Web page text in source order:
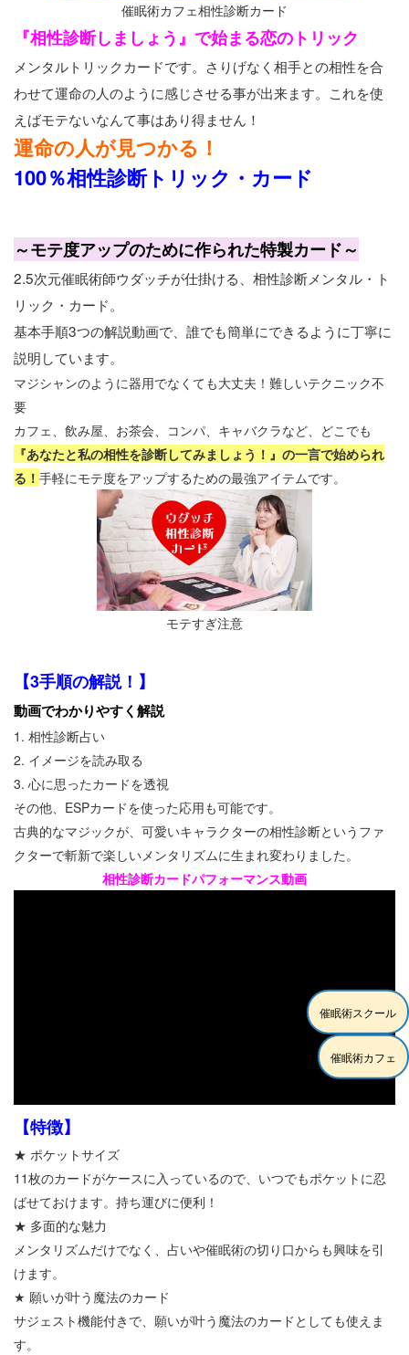
催眠術カフェ相性診断カード
『相性診断しましょう』で始まる恋のトリック
メンタルトリックカードです。さりげなく相手との相性を合
わせて運命の人のように感じさせる事が出来ます。これを使
えばモテないなんて事はあり得ません！
運命の人が見つかる！
100％相性診断トリック・カード
～モテ度アップのために作られた特製カード～
2.5次元催眠術師ウダッチが仕掛ける、相性診断メンタル・ト
リック・カード。
基本手順3つの解説動画で、誰でも簡単にできるように丁寧に
説明しています。
マジシャンのように器用でなくても大丈夫！難しいテクニック不
要
カフェ、飲み屋、お茶会、コンパ、キャバクラなど、どこでも
『あなたと私の相性を診断してみましょう！』の一言で始められ
る！ 手軽にモテ度をアップするための最強アイテムです。
モテすぎ注意
【3手順の解説！】
動画でわかりやすく解説
1. 相性診断占い
2. イメージを読み取る
3. 心に思ったカードを透視
その他、ESPカードを使った応用も可能です。
古典的なマジックが、可愛いキャラクターの相性診断というファ
クターで斬新で楽しいメンタリズムに生まれ変わりました。
相性診断カードパフォーマンス動画
【特徴】
★ ポケットサイズ
11枚のカードがケースに入っているので、いつでもポケットに忍
ばせておけます。持ち運びに便利！
★ 多面的な魅力
メンタリズムだけでなく、占いや催眠術の切り口からも興味を引
けます。
★ 願いが叶う魔法のカード
サジェスト機能付きで、願いが叶う魔法のカードとしても使えま
す。
催眠術スクール
催眠術カフェ